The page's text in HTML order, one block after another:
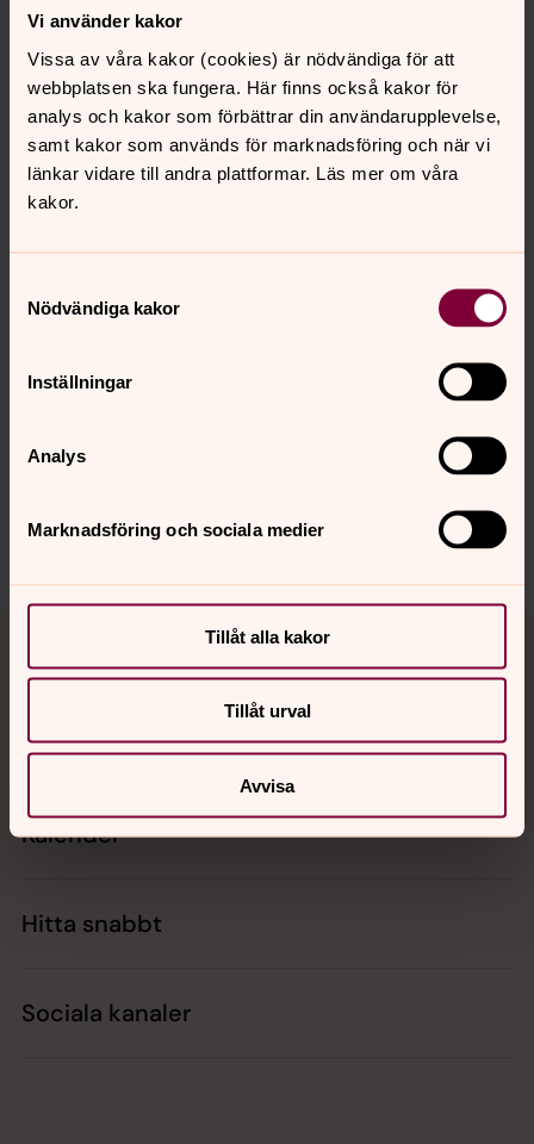
Vi använder kakor
Vissa av våra kakor (cookies) är nödvändiga för att
webbplatsen ska fungera. Här finns också kakor för
analys och kakor som förbättrar din användarupplevelse,
samt kakor som används för marknadsföring och när vi
länkar vidare till andra plattformar. Läs mer om våra
kakor.
Nödvändiga kakor
Inställningar
Analys
Marknadsföring och sociala medier
Tillåt alla kakor
Tillåt urval
Avvisa
julkkassar till barnfamiljer och andra som behöver lite
extra omtanke i juletid.
Tro & liv
Gud syns inte och kan inte påvisas genom
gärna ger vidare.
innehåll?
Kontakt
Kalender
Hitta snabbt
Sociala kanaler